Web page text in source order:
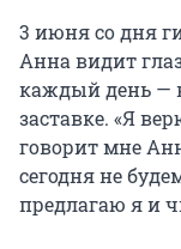
3 июня со дня
Анна видит
каждый день —
заставке. «Я
говорит мне
сегодня не
предлагаю я и